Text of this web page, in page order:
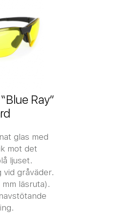
Ray”
glas med
mot det
ljuset.
gråväder.
läsruta).